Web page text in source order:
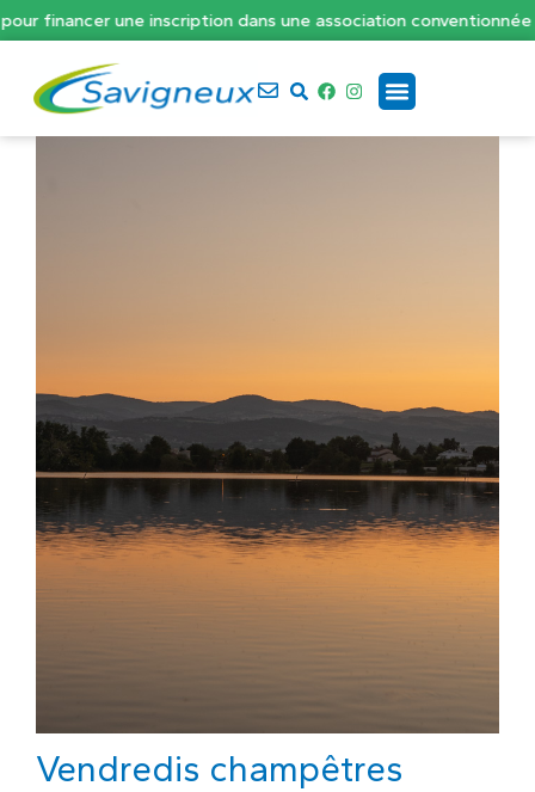
financer une inscription dans une association conventionnée
Vendredis champêtres